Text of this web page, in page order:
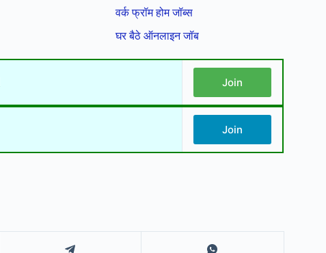
वर्क फ्रॉम होम जॉब्स
घर बैठे ऑनलाइन जॉब
Join
Join